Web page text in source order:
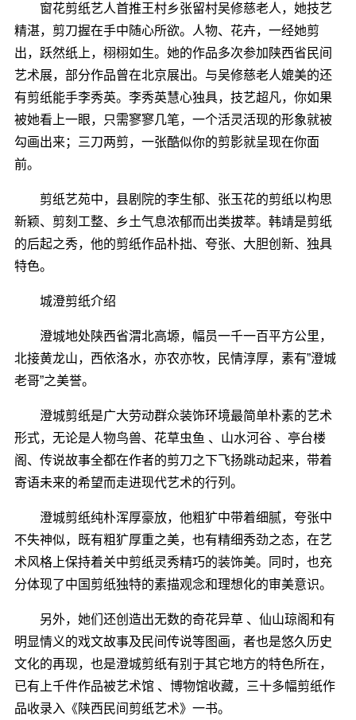
窗花剪纸艺人首推王村乡张留村吴修慈老人，她技艺
精湛，剪刀握在手中随心所欲。人物、花卉，一经她剪
出，跃然纸上，栩栩如生。她的作品多次参加陕西省民间
艺术展，部分作品曾在北京展出。与吴修慈老人媲美的还
有剪纸能手李秀英。李秀英慧心独具，技艺超凡，你如果
被她看上一眼，只需寥寥几笔，一个活灵活现的形象就被
勾画出来；三刀两剪，一张酷似你的剪影就呈现在你面
前。
剪纸艺苑中，县剧院的李生郁、张玉花的剪纸以构思
新颖、剪刻工整、乡土气息浓郁而出类拔萃。韩靖是剪纸
的后起之秀，他的剪纸作品朴拙、夸张、大胆创新、独具
特色。
城澄剪纸介绍
澄城地处陕西省渭北高塬，幅员一千一百平方公里，
北接黄龙山，西依洛水，亦农亦牧，民情淳厚，素有”澄城
老哥”之美誉。
澄城剪纸是广大劳动群众装饰环境最简单朴素的艺术
形式，无论是人物鸟兽、花草虫鱼 、山水河谷 、亭台楼
阁、传说故事全都在作者的剪刀之下飞扬跳动起来，带着
寄语未来的希望而走进现代艺术的行列。
澄城剪纸纯朴浑厚豪放，他粗犷中带着细腻，夸张中
不失神似，既有粗犷厚重之美，也有精细秀劲之态，在艺
术风格上保持着关中剪纸灵秀精巧的装饰美。同时，也充
分体现了中国剪纸独特的素描观念和理想化的审美意识。
另外，她们还创造出无数的奇花异草 、仙山琼阁和有
明显情义的戏文故事及民间传说等图画，者也是悠久历史
文化的再现，也是澄城剪纸有别于其它地方的特色所在，
已有上千件作品被艺术馆 、博物馆收藏，三十多幅剪纸作
品收录入《陕西民间剪纸艺术》一书。